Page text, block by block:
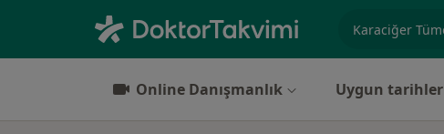
Online Danışmanlık Uygun tarihler